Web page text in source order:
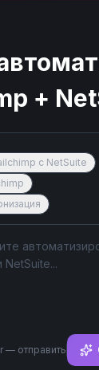
+
с NetSuite
— отправить